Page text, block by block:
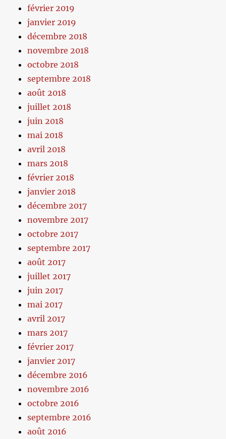
février 2019
janvier 2019
décembre 2018
novembre 2018
octobre 2018
septembre 2018
août 2018
juillet 2018
juin 2018
mai 2018
avril 2018
mars 2018
février 2018
janvier 2018
décembre 2017
novembre 2017
octobre 2017
septembre 2017
août 2017
juillet 2017
juin 2017
mai 2017
avril 2017
mars 2017
février 2017
janvier 2017
décembre 2016
novembre 2016
octobre 2016
septembre 2016
août 2016